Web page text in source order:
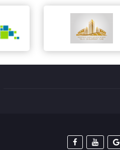
  